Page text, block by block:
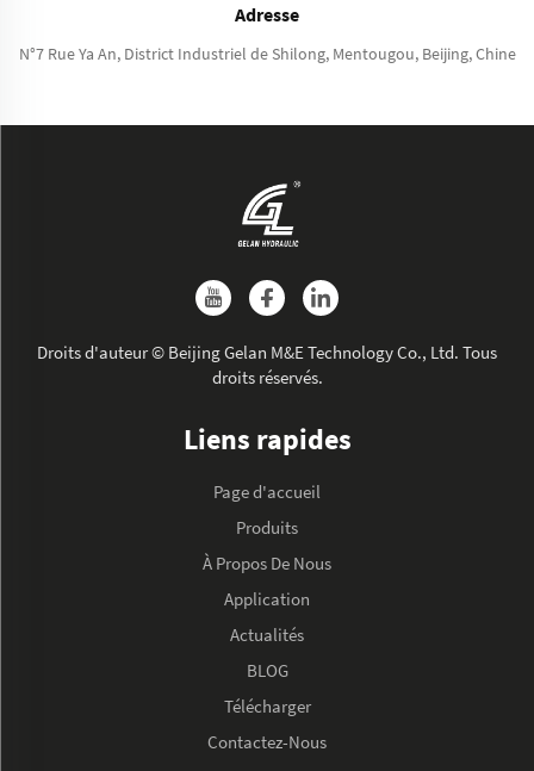
Adresse
N°7 Rue Ya An, District Industriel de Shilong, Mentougou, Beijing, Chine
Droits d'auteur © Beijing Gelan M&E Technology Co., Ltd. Tous
droits réservés.
Liens rapides
Page d'accueil
Produits
À Propos De Nous
Application
Actualités
BLOG
Télécharger
Contactez-Nous